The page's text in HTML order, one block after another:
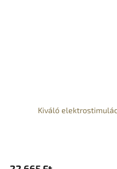
Kiváló